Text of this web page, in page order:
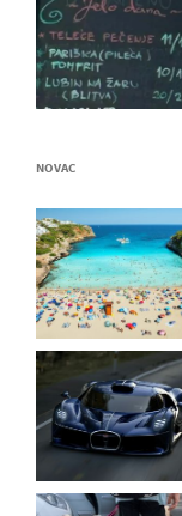
NOVAC